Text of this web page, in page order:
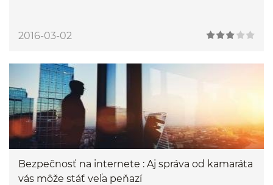
2016-03-02
Bezpečnosť na internete : Aj správa od kamaráta
vás môže stáť veľa peňazí